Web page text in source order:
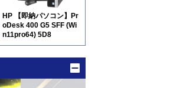
HP 【即納パソコン】Pr
oDesk 400 G5 SFF (Wi
n11pro64) 5D8